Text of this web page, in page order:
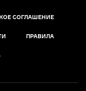
СОГЛАШЕНИЕ
ПРАВИЛА